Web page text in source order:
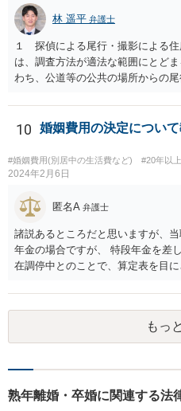
円なら、５年と少し婚姻費用を貰
万円になりますので、早めに近所
てアドバイスを受けてみましょう。
林 遥平 弁護士
１ 探偵による尾行・撮影による
は、調査方法が適法な範囲にとど
わち、公道等の公共の場所からの
への侵害行為は違法の可能性があ
と会う約束を取り付け、探偵が公
出す方法は、手段が適法であれば
婚者であった場合の夫への慰謝料
場合、その配偶者は、夫と相手女
の事情があれば、過失の有無や慰
独身であると虚偽申告していた ・
的理由がある もっとも、相手女性
たにもかかわらず漫然と関係を続
慰謝料（50～150万円程度？）が発
10 婚姻費用の決定につい
#婚姻費用(別居中の生活費など) #20年以
2024年2月6日
匿名A 弁護士
諸説あるところだと思いますが、
年金の場合ですが、 特段年金を差
在調停中とのことで、算定表を目
与の場合、就労するために必要だ
金の場合は、この控除をする必要
割愛しますが、 単純な足し算をし
いうことになります。 ②婚姻費用
ば審判となりますが、 相手方の根
もっ
熟年離婚・卒婚に関連する法